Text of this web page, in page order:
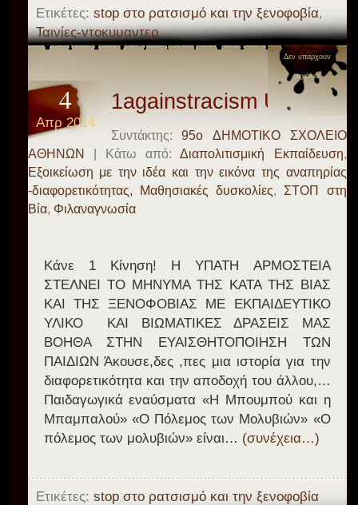
Ετικέτες: stop στο ρατσισμό και την ξενοφοβία,
Ταινίες-vτοκυμαντερ
Δεν υπάρχουν
σχόλια
4
Απρ 2014
1againstracism UNHCR
Συντάκτης:95o ΔΗΜΟΤΙΚΟ ΣΧΟΛΕΙΟ
ΑΘΗΝΩΝ
| Κάτω από:Διαπολιτισμική Εκπαίδευση,
Εξοικείωση με την ιδέα και την εικόνα της αναπηρίας
-διαφορετικότητας, Μαθησιακές δυσκολίες, ΣΤΟΠ στη
Βία, Φιλαναγνωσία
Κάνε 1 Κίνηση! Η ΥΠΑΤΗ ΑΡΜΟΣΤΕΙΑ
ΣΤΕΛΝΕΙ ΤΟ ΜΗΝΥΜΑ ΤΗΣ ΚΑΤΑ ΤΗΣ ΒΙΑΣ
ΚΑΙ ΤΗΣ ΞΕΝΟΦΟΒΙΑΣ ΜΕ ΕΚΠΑΙΔΕΥΤΙΚΟ
ΥΛΙΚΟ ΚΑΙ ΒΙΩΜΑΤΙΚΕΣ ΔΡΑΣΕΙΣ ΜΑΣ
ΒΟΗΘΑ ΣΤΗΝ ΕΥΑΙΣΘΗΤΟΠΟΙΗΣΗ ΤΩΝ
ΠΑΙΔΙΩΝ Άκουσε,δες ,πες μια ιστορία για την
διαφορετικότητα και την αποδοχή του άλλου,…
Παιδαγωγικά εναύσματα «Η Μπουμπού και η
Μπαμπαλού» «Ο Πόλεμος των Μολυβιών» «Ο
πόλεμος των μολυβιών» είναι… (συνέχεια…)
Ετικέτες: stop στο ρατσισμό και την ξενοφοβία